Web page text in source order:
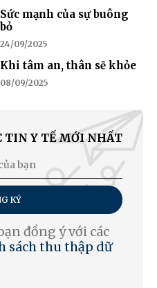
Sức mạnh của sự buông
bỏ
24/09/2025
Khi tâm an, thân sẽ khỏe
08/09/2025
TIN Y TẾ MỚI NHẤT
KÝ
đồng ý với các
sách thu thập dữ